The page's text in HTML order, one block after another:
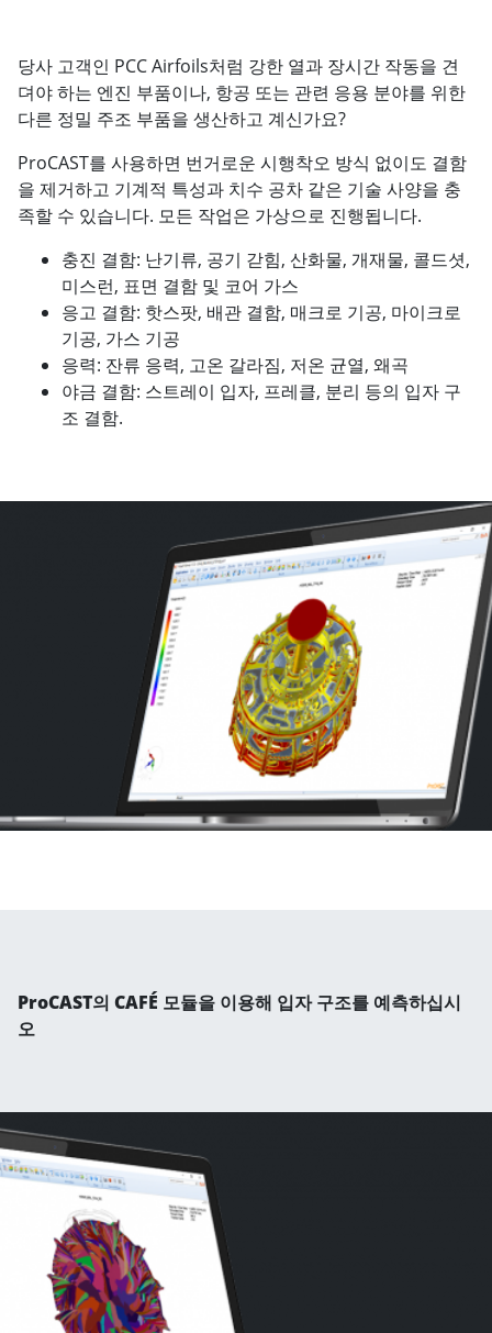
당사 고객인 PCC Airfoils처럼 강한 열과 장시간 작동을 견
뎌야 하는 엔진 부품이나, 항공 또는 관련 응용 분야를 위한
다른 정밀 주조 부품을 생산하고 계신가요?
ProCAST를 사용하면 번거로운 시행착오 방식 없이도 결함
을 제거하고 기계적 특성과 치수 공차 같은 기술 사양을 충
족할 수 있습니다. 모든 작업은 가상으로 진행됩니다.
충진 결함: 난기류, 공기 갇힘, 산화물, 개재물, 콜드셧,
미스런, 표면 결함 및 코어 가스
응고 결함: 핫스팟, 배관 결함, 매크로 기공, 마이크로
기공, 가스 기공
응력: 잔류 응력, 고온 갈라짐, 저온 균열, 왜곡
야금 결함: 스트레이 입자, 프레클, 분리 등의 입자 구
조 결함.
ProCAST의 CAFÉ 모듈을 이용해 입자 구조를 예측하십시
오